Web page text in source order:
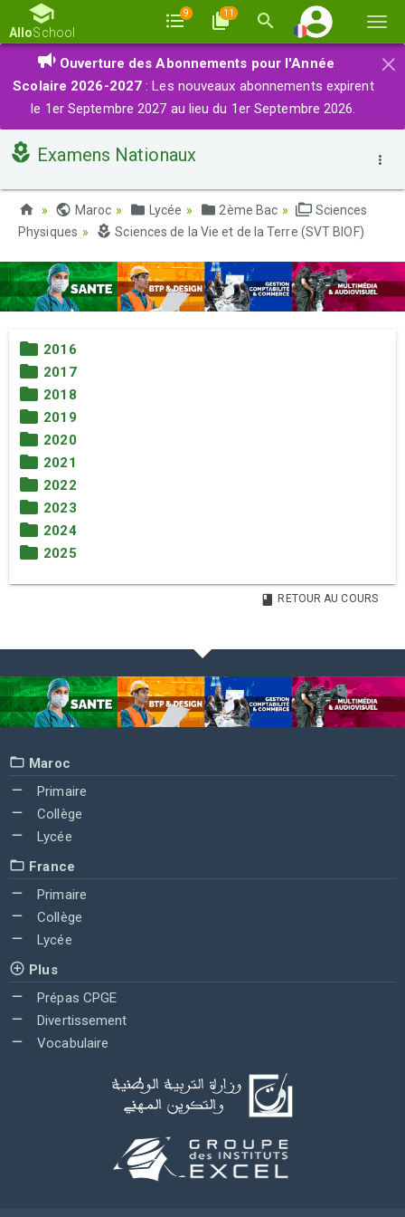
la
AlloSchool
9 11
×
Ouverture des Abonnements pour l'Année
Scolaire 2026-2027 : Les nouveaux abonnements expirent
le 1er Septembre 2027 au lieu du 1er Septembre 2026.
Examens Nationaux
Maroc Lycée 2ème Bac
Sciences
Physiques
Sciences de la Vie et de la Terre (SVT BIOF)
2016
2017
2018
2019
2020
2021
2022
2023
2024
2025
RETOUR AU COURS
Maroc
Primaire
Collège
Lycée
France
Primaire
Collège
Lycée
Plus
Prépas CPGE
Divertissement
Vocabulaire